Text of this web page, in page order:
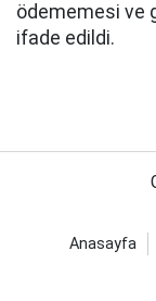
ödememesi ve
ifade edildi.
Anasayfa